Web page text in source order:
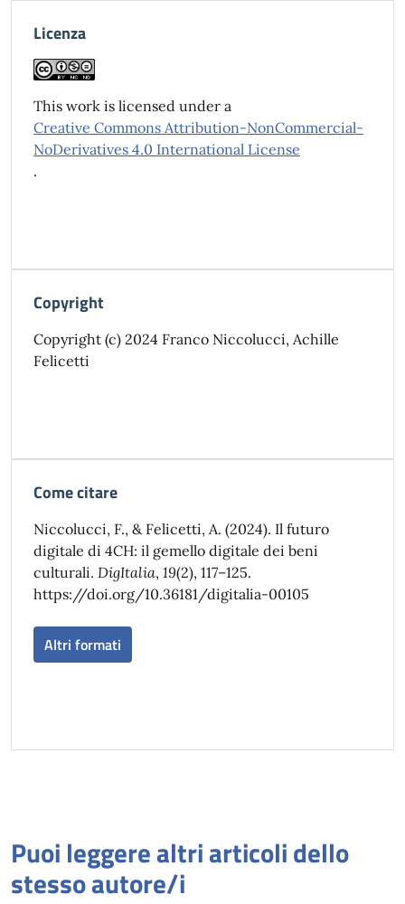
Licenza
This work is licensed under a
Creative Commons Attribution-NonCommercial-
NoDerivatives 4.0 International License
.
Copyright
Copyright (c) 2024 Franco Niccolucci, Achille
Felicetti
Come citare
Niccolucci, F., & Felicetti, A. (2024). Il futuro
digitale di 4CH: il gemello digitale dei beni
culturali. DigItalia, 19(2), 117–125.
https://doi.org/10.36181/digitalia-00105
Altri formati
Puoi leggere altri articoli dello
stesso autore/i